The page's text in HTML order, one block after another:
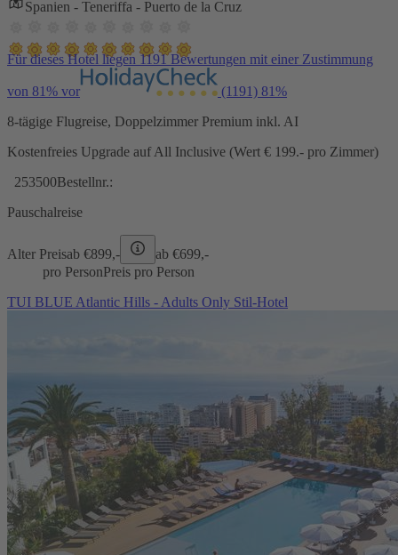
Spanien - Teneriffa - Puerto de la Cruz
Für dieses Hotel liegen 1191 Bewertungen mit einer Zustimmung
von 81% vor (1191) 81%
8-tägige Flugreise, Doppelzimmer Premium inkl. AI
Kostenfreies Upgrade auf All Inclusive (Wert € 199.- pro Zimmer)
253500Bestellnr.:
Pauschalreise
Alter Preisab €899,- ab €699,-
pro PersonPreis pro Person
TUI BLUE Atlantic Hills - Adults Only Stil-Hotel